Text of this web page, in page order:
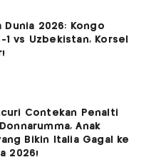
Dunia 2026: Kongo
1 vs Uzbekistan, Korsel
Contekan Penalti
Anak
Bikin Italia Gagal ke
2026!